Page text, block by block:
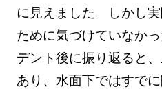
に見えました。しかし
ために気づけていなか
デント後に振り返ると
あり、水面下ではすで